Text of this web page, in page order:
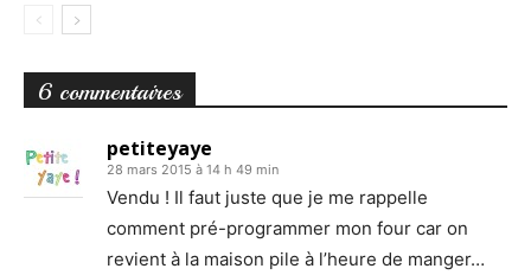
6 commentaires
petiteyaye
28 mars 2015 à 14 h 49 min
Vendu ! Il faut juste que je me rappelle
comment pré-programmer mon four car on
revient à la maison pile à l’heure de manger…